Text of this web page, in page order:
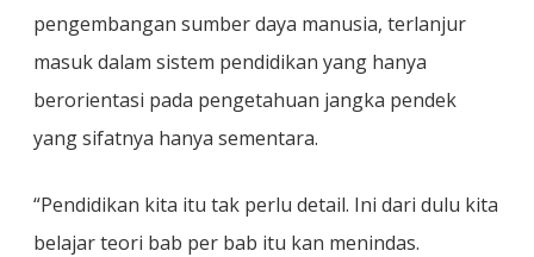
pengembangan sumber daya manusia, terlanjur
masuk dalam sistem pendidikan yang hanya
berorientasi pada pengetahuan jangka pendek
yang sifatnya hanya sementara.
“Pendidikan kita itu tak perlu detail. Ini dari dulu kita
belajar teori bab per bab itu kan menindas.